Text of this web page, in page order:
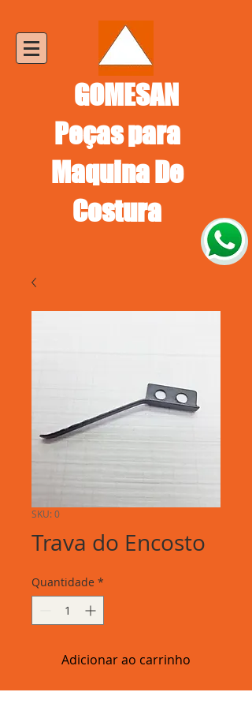
GOMESAN
Peças para
Maquina De
Costura
SKU: 0
Trava do Encosto
Quantidade *
Adicionar ao carrinho